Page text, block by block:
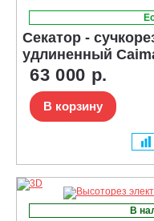
Секатор -
удлиненный
63 000 р.
В корзину
В